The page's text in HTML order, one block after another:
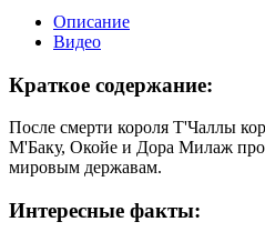
Описание
Видео
Краткое содержание:
После смерти короля Т'Чаллы
М'Баку, Окойе и Дора Милаж
мировым державам.
Интересные факты: